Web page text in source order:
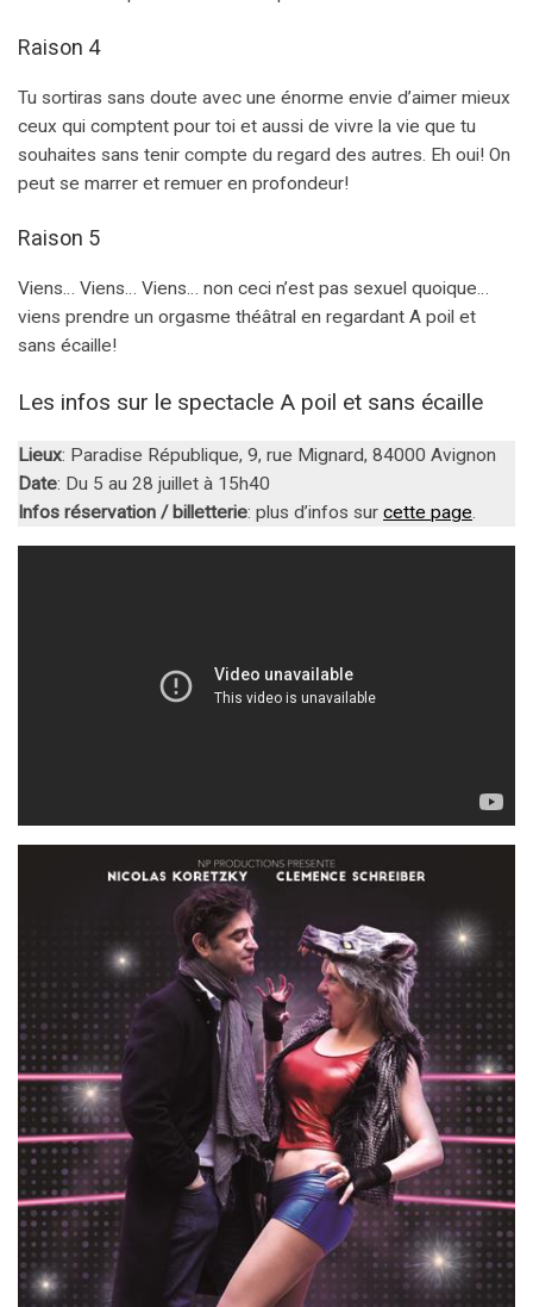
Raison 4
Tu sortiras sans doute avec une énorme envie d’aimer mieux
ceux qui comptent pour toi et aussi de vivre la vie que tu
souhaites sans tenir compte du regard des autres. Eh oui! On
peut se marrer et remuer en profondeur!
Raison 5
Viens… Viens… Viens… non ceci n’est pas sexuel quoique…
viens prendre un orgasme théâtral en regardant A poil et
sans écaille!
Les infos sur le spectacle A poil et sans écaille
Lieux: Paradise République, 9, rue Mignard, 84000 Avignon
Date: Du 5 au 28 juillet à 15h40
Infos réservation / billetterie: plus d’infos sur cette page